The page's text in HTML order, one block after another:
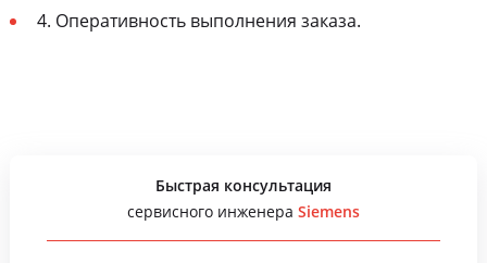
4. Оперативность выполнения заказа.
Быстрая консультация
сервисного инженера Siemens